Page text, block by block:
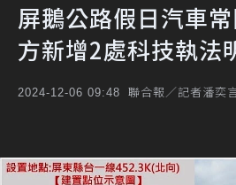
屏鵝公路假日汽車
方新增2處科技執法
2024-12-06 09:48 聯合報／記者潘奕